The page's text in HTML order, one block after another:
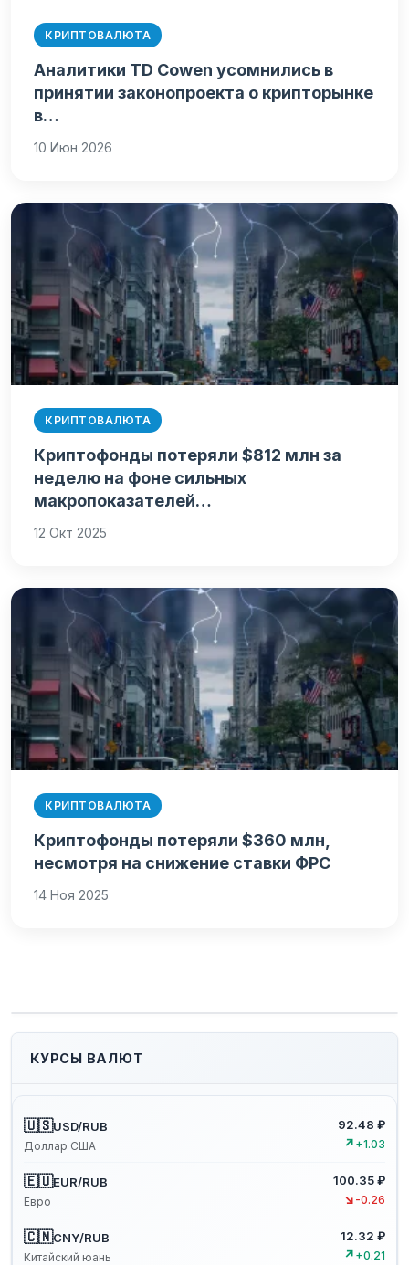
КРИПТОВАЛЮТА
Аналитики TD Cowen усомнились в
принятии законопроекта о крипторынке
в…
10 Июн 2026
КРИПТОВАЛЮТА
Криптофонды потеряли $812 млн за
неделю на фоне сильных
макропоказателей…
12 Окт 2025
КРИПТОВАЛЮТА
Криптофонды потеряли $360 млн,
несмотря на снижение ставки ФРС
14 Ноя 2025
КУРСЫ ВАЛЮТ
🇺🇸USD/RUB
Доллар США
92.48 ₽
↗ +1.03
🇪🇺EUR/RUB
Евро
100.35 ₽
↘ -0.26
🇨🇳CNY/RUB
Китайский юань
12.32 ₽
↗ +0.21